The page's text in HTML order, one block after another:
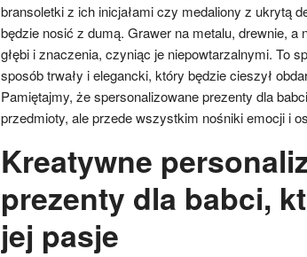
bransoletki z ich inicjałami czy medaliony z ukrytą
będzie nosić z dumą. Grawer na metalu, drewnie, a
głębi i znaczenia, czyniąc je niepowtarzalnymi. To
sposób trwały i elegancki, który będzie cieszył
Pamiętajmy, że spersonalizowane prezenty dla
przedmioty, ale przede wszystkim nośniki emocji i
Kreatywne
prezenty dla babci,
jej pasje